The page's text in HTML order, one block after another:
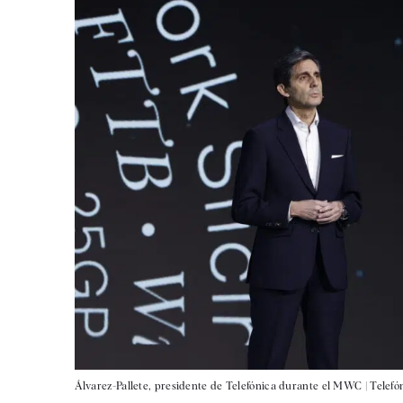
Álvarez-Pallete, presidente de Telefónica durante el MWC |